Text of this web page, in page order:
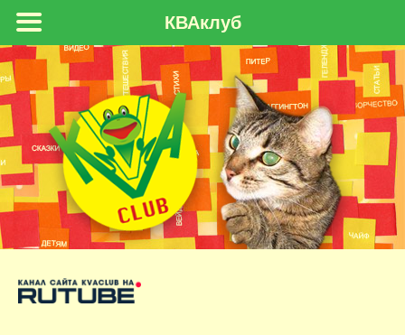
КВАклуб